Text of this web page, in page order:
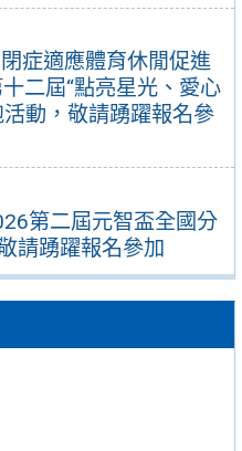
症適應體育休閒促進
二屆“點亮星光、愛心
動，敬請踴躍報名參
第二屆元智盃全國分
請踴躍報名參加